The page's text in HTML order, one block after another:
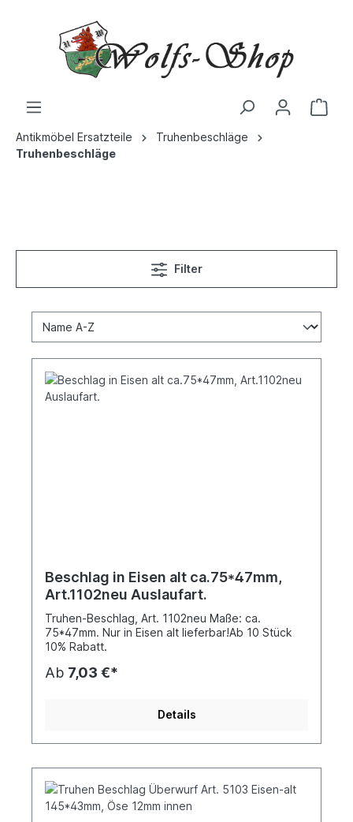
Antikmöbel Ersatzteile
Truhenbeschläge
Truhenbeschläge
Filter
Beschlag in Eisen alt ca.75*47mm,
Art.1102neu Auslaufart.
Truhen-Beschlag, Art. 1102neu Maße: ca.
75*47mm. Nur in Eisen alt lieferbar!Ab 10 Stück
10% Rabatt.
Ab 7,03 €*
Details